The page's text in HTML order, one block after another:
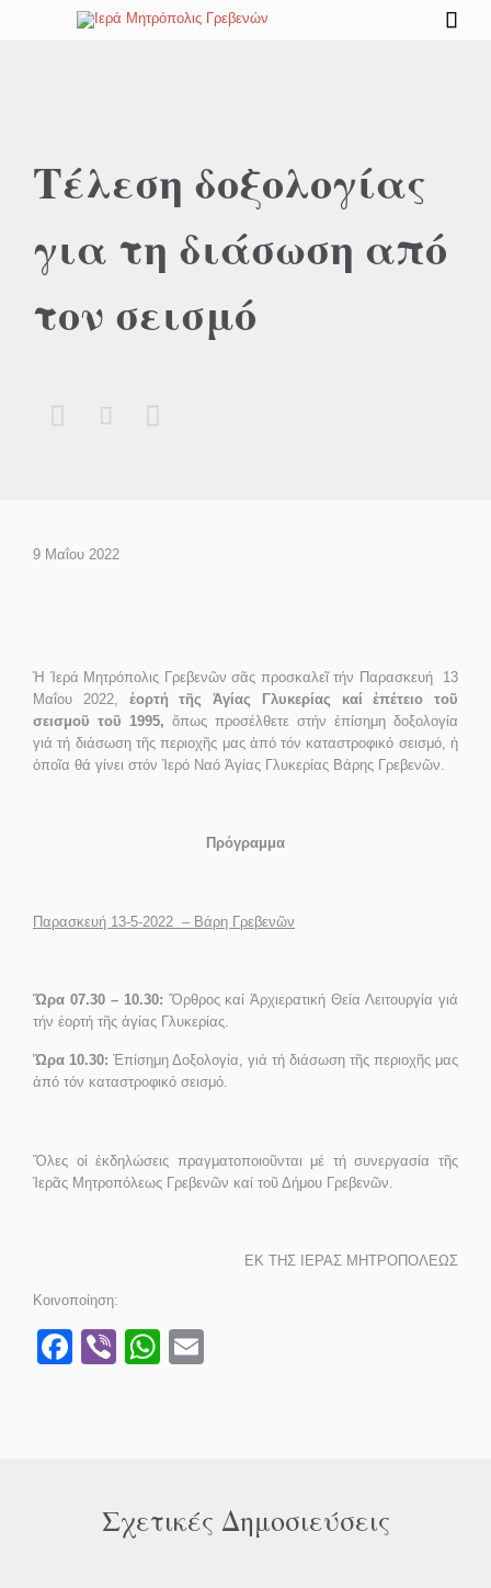

Τέλεση δοξολογίας
για τη διάσωση από
τον σεισμό
  
9 Μαΐου 2022
Ἡ Ἱερά Μητρόπολις Γρεβενῶν σᾶς προσκαλεῖ τήν Παρασκευή 13
Μαΐου 2022, ἑορτή τῆς Ἁγίας Γλυκερίας
καί ἐπέτειο τοῦ
σεισμοῦ τοῦ 1995, ὅπως προσέλθετε στήν ἐπίσημη δοξολογία
γιά τή διάσωση τῆς περιοχῆς μας ἀπό τόν καταστροφικό σεισμό, ἡ
ὁποῖα θά γίνει στόν Ἱερό Ναό Ἁγίας Γλυκερίας Βάρης Γρεβενῶν.
Πρόγραμμα
Παρασκευή 13-5-2022 – Βάρη Γρεβενῶν
Ὥρα 07.30 – 10.30: Ὄρθρος καί Ἀρχιερατική Θεία Λειτουργία γιά
τήν ἑορτή τῆς ἁγίας Γλυκερίας.
Ὥρα 10.30: Ἐπίσημη Δοξολογία, γιά τή διάσωση τῆς περιοχῆς μας
ἀπό τόν καταστροφικό σεισμό.
Ὅλες οἱ ἐκδηλώσεις πραγματοποιοῦνται μέ τή συνεργασία τῆς
Ἱερᾶς Μητροπόλεως Γρεβενῶν καί τοῦ Δήμου Γρεβενῶν.
ΕΚ ΤΗΣ ΙΕΡΑΣ ΜΗΤΡΟΠΟΛΕΩΣ
Κοινοποίηση:
Facebook
ViberWhatsApp
Σχετικές Δημοσιεύσεις